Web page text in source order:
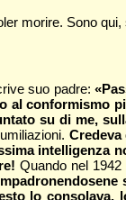
morire. Sono
suo padre:
al conformismo
su di me,
intelligenza
Quando nel
lo consolava,